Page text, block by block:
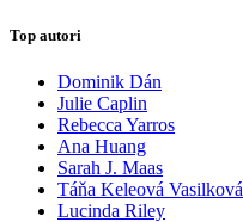
Top autori
Dominik Dán
Julie Caplin
Rebecca Yarros
Ana Huang
Sarah J. Maas
Táňa Keleová Vasilková
Lucinda Riley